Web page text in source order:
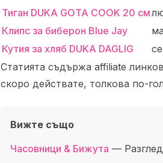
Тиган DUKA GOTA COOK 20 см
Клипс за биберон Blue Jay
Кутия за хляб DUKA DAGLIG
Статията съдържа affiliate
скоро действате, толкова по-
Вижте също
Часовници & Бижута —